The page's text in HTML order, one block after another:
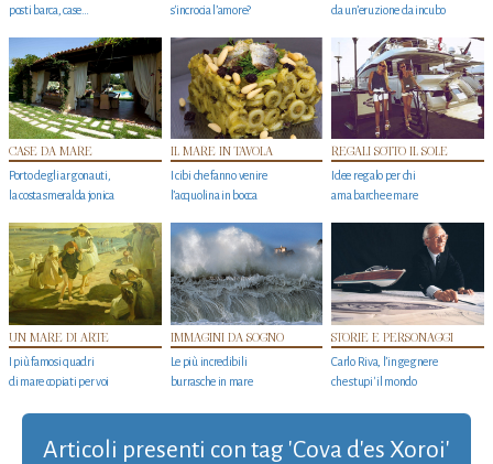
posti barca, case…
s'incrocia l’amore?
da un’eruzione da incubo
CASE DA MARE
Porto degli argonauti,
la costa smeralda jonica
IL MARE IN TAVOLA
I cibi che fanno venire
l’acquolina in bocca
REGALI SOTTO IL SOLE
Idee regalo per chi
ama barche e mare
UN MARE DI ARTE
I più famosi quadri
di mare copiati per voi
IMMAGINI DA SOGNO
Le più incredibili
burrasche in mare
STORIE E PERSONAGGI
Carlo Riva, l’ingegnere
che stupi' il mondo
Articoli presenti con tag 'Cova d'es Xoroi'